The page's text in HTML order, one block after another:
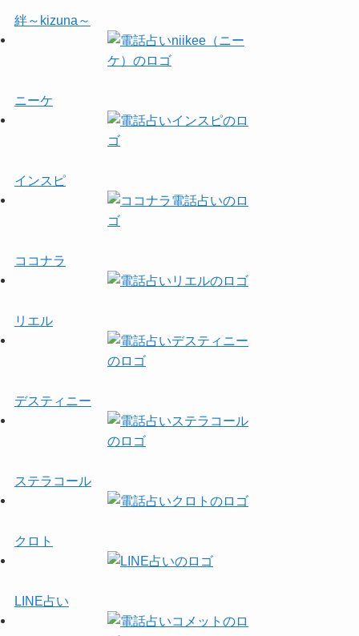
絆～kizuna～
ニーケ
インスピ
ココナラ
リエル
デスティニー
ステラコール
クロト
LINE占い